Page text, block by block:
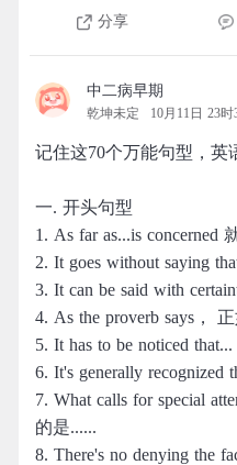
分享
中二病早期
乾坤未定 10月11日 23时
记住这70个万能句型，英
一. 开头句型
1. As far as...is
2. It goes without saying
3. It can be said with
4. As the proverb says，
5. It has to be noticed
6. It's generally recognized
7. What calls for special
的是......
8. There's no denying the